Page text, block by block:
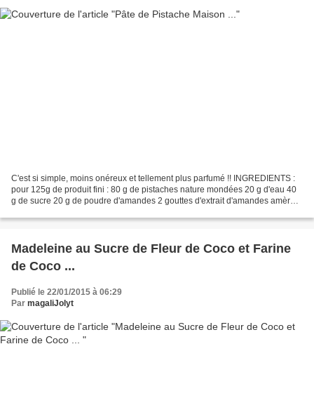
C'est si simple, moins onéreux et tellement plus parfumé !! INGREDIENTS :
pour 125g de produit fini : 80 g de pistaches nature mondées 20 g d'eau 40
g de sucre 20 g de poudre d'amandes 2 gouttes d'extrait d'amandes amères
Madeleine au Sucre de Fleur de Coco et Farine
de Coco ...
Publié le 22/01/2015 à 06:29
Par magaliJolyt